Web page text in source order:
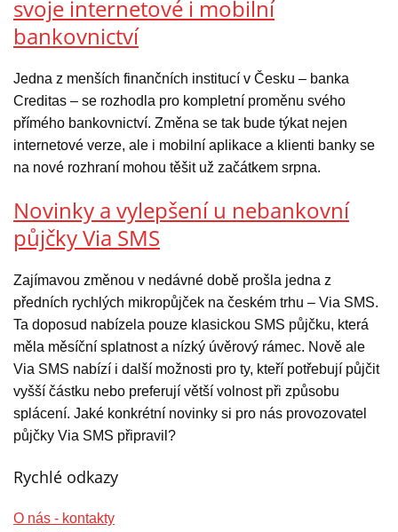
svoje internetové i mobilní
bankovnictví
Jedna z menších finančních institucí v Česku – banka
Creditas – se rozhodla pro kompletní proměnu svého
přímého bankovnictví. Změna se tak bude týkat nejen
internetové verze, ale i mobilní aplikace a klienti banky se
na nové rozhraní mohou těšit už začátkem srpna.
Novinky a vylepšení u nebankovní
půjčky Via SMS
Zajímavou změnou v nedávné době prošla jedna z
předních rychlých mikropůjček na českém trhu – Via SMS.
Ta doposud nabízela pouze klasickou SMS půjčku, která
měla měsíční splatnost a nízký úvěrový rámec. Nově ale
Via SMS nabízí i další možnosti pro ty, kteří potřebují půjčit
vyšší částku nebo preferují větší volnost při způsobu
splácení. Jaké konkrétní novinky si pro nás provozovatel
půjčky Via SMS připravil?
Rychlé odkazy
O nás - kontakty